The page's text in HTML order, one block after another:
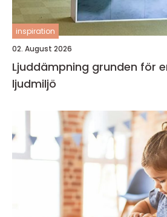
inspiration
02. August 2026
Ljuddämpning grunden för en hållbar
ljudmiljö